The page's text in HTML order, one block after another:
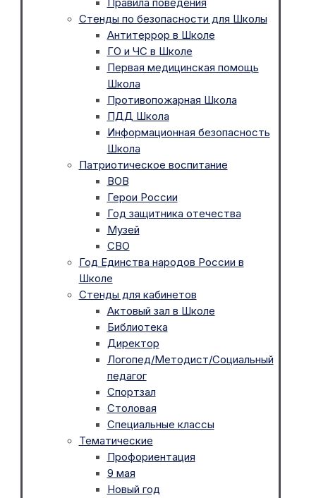
Правила поведения
Стенды по безопасности для Школы
Антитеррор в Школе
ГО и ЧС в Школе
Первая медицинская помощь
Школа
Противопожарная Школа
ПДД Школа
Информационная безопасность
Школа
Патриотическое воспитание
ВОВ
Герои России
Год защитника отечества
Музей
СВО
Год Единства народов России в
Школе
Стенды для кабинетов
Актовый зал в Школе
Библиотека
Директор
Логопед/Методист/Социальный
педагог
Спортзал
Столовая
Специальные классы
Тематические
Профориентация
9 мая
Новый год